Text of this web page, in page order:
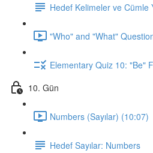
Hedef Kelimeler ve Cümle
"Who" and "What"
Elementary Quiz 10: "Be"
10. Gün
Numbers (Sayılar) (10:07)
Hedef Sayılar: Numbers